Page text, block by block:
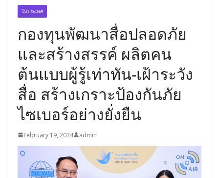
ในประเทศ
กองทุนพัฒนาสื่อปลอดภัย
และสร้างสรรค์ ผลิตคน
ต้นแบบผู้รู้เท่าทัน-เฝ้าระวัง
สื่อ สร้างเกราะป้องกันภัย
ไซเบอร์อย่างยั่งยืน
February 19, 2024 admin